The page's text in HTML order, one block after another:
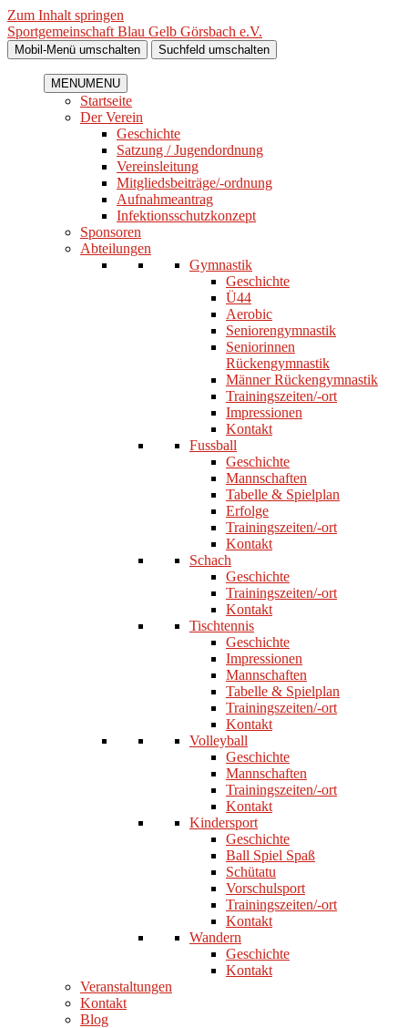
Zum Inhalt springen
Sportgemeinschaft Blau Gelb Görsbach e.V.
Mobil-Menü umschalten Suchfeld umschalten
MENUMENU
Startseite
Der Verein
Geschichte
Satzung / Jugendordnung
Vereinsleitung
Mitgliedsbeiträge/-ordnung
Aufnahmeantrag
Infektionsschutzkonzept
Sponsoren
Abteilungen
Gymnastik
Geschichte
Ü44
Aerobic
Seniorengymnastik
Seniorinnen
Rückengymnastik
Männer Rückengymnastik
Trainingszeiten/-ort
Impressionen
Kontakt
Fussball
Geschichte
Mannschaften
Tabelle & Spielplan
Erfolge
Trainingszeiten/-ort
Kontakt
Schach
Geschichte
Trainingszeiten/-ort
Kontakt
Tischtennis
Geschichte
Impressionen
Mannschaften
Tabelle & Spielplan
Trainingszeiten/-ort
Kontakt
Volleyball
Geschichte
Mannschaften
Trainingszeiten/-ort
Kontakt
Kindersport
Geschichte
Ball Spiel Spaß
Schütatu
Vorschulsport
Trainingszeiten/-ort
Kontakt
Wandern
Geschichte
Kontakt
Veranstaltungen
Kontakt
Blog